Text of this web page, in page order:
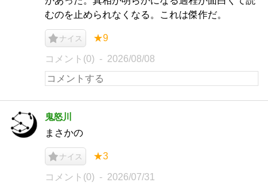
むのを止められなくなる。これは傑作だ。
ナイス ★9
コメント(0) 2026/08/08
鬼怒川
まさかの
ナイス ★3
コメント(0) 2026/07/31